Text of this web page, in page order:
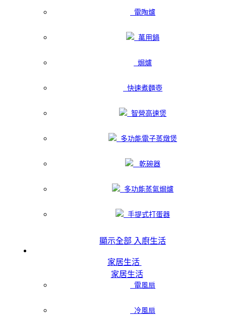
電陶爐
萬用鍋
焗爐
快速煮麵壺
智營高速煲
多功能電子蒸燉煲
乾碗器
多功能蒸氣焗爐
手提式打蛋器
顯示全部 入廚生活
家居生活
家居生活
電風扇
冷風扇